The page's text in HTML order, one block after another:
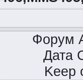
Форум
Дата
Keep